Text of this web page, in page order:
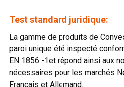
Test standard juridique:
La gamme de produits de
paroi unique été inspecté
EN 1856 -1et répond ainsi aux
nécessaires pour les marchés
Français et Allemand.